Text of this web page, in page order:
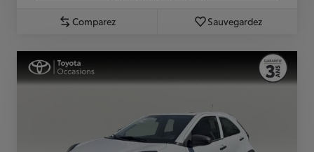
Comparez Sauvegardez